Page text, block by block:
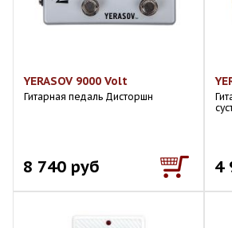
YERASOV 9000 Volt
Гитарная педаль Дисторшн
8 740 руб 4